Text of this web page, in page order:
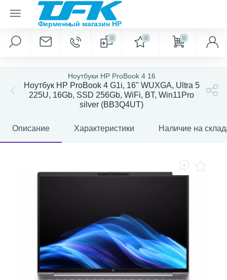
0 0 0
Ноутбуки HP ProBook 4 16
Ноутбук HP ProBook 4 G1i, 16" WUXGA, Ultra 5
225U, 16Gb, SSD 256Gb, WiFi, BT, Win11Pro
silver (BB3Q4UT)
Описание Характеристики Наличие на